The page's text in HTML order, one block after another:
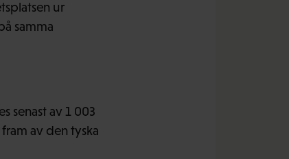
ur
samma
senast av 1 003
av den tyska